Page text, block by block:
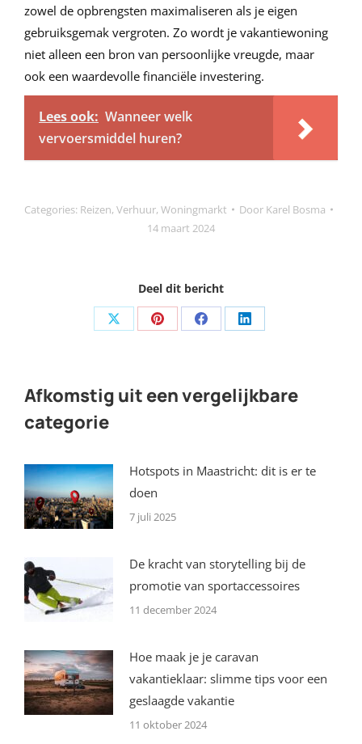
zowel de opbrengsten maximaliseren als je eigen
gebruiksgemak vergroten. Zo wordt je vakantiewoning
niet alleen een bron van persoonlijke vreugde, maar
ook een waardevolle financiële investering.
Lees ook: Wanneer welk
vervoersmiddel huren?
Categories: Reizen, Verhuur, Woningmarkt Door Karel Bosma
14 maart 2024
Deel dit bericht
Share Share Share Share
Afkomstig uit een vergelijkbare
categorie
Hotspots in Maastricht: dit is er te
doen
7 juli 2025
De kracht van storytelling bij de
promotie van sportaccessoires
11 december 2024
Hoe maak je je caravan
vakantieklaar: slimme tips voor een
geslaagde vakantie
11 oktober 2024